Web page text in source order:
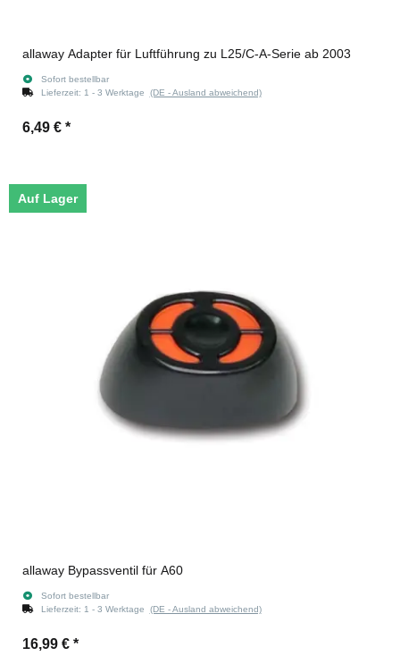
allaway Adapter für Luftführung zu L25/C-A-Serie ab 2003
Sofort bestellbar
Lieferzeit: 1 - 3 Werktage (DE - Ausland abweichend)
6,49 € *
Auf Lager
allaway Bypassventil für A60
Sofort bestellbar
Lieferzeit: 1 - 3 Werktage (DE - Ausland abweichend)
16,99 € *